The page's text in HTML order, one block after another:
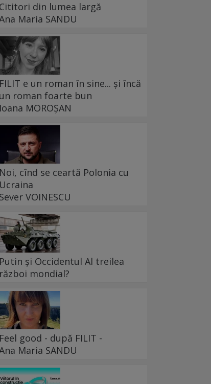
Cititori din lumea largă
Maria SANDU
FILIT e un roman în sine... și încă
un roman foarte bun
Ioana MOROȘAN
Noi, cînd se ceartă Polonia cu
Ucraina
Sever VOINESCU
Putin și Occidentul Al treilea
război mondial?
Feel good - după FILIT -
Maria SANDU